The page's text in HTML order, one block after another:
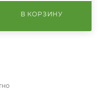
В КОРЗИНУ